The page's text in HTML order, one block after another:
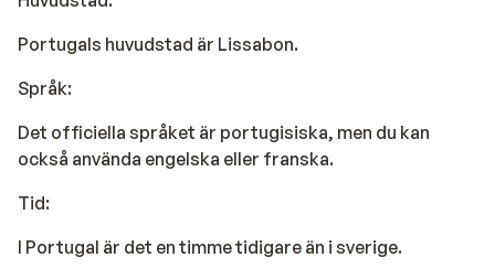
Portugals huvudstad är Lissabon.
Språk:
Det officiella språket är portugisiska, men du kan
också använda engelska eller franska.
Tid:
I Portugal är det en timme tidigare än i sverige.